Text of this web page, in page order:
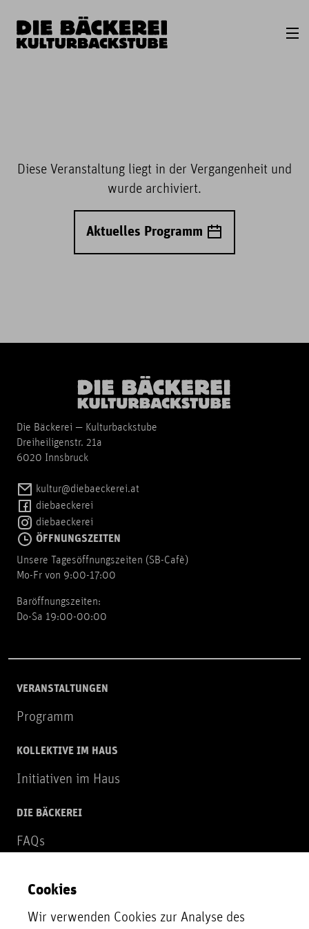
Diese Veranstaltung liegt in der Vergangenheit und
wurde archiviert.
Aktuelles Programm
Die Bäckerei — Kulturbackstube
Dreiheiligenstr. 21a
6020 Innsbruck
kultur@diebaeckerei.at
diebaeckerei
diebaeckerei
ÖFFNUNGSZEITEN
Unsere Tagesöffnungszeiten (SB-Cafè)
Mo-Fr von 9:00-17:00
Baröffnungszeiten:
Do-Sa 19:00-00:00
VERANSTALTUNGEN
Programm
KOLLEKTIVE IM HAUS
Initiativen im Haus
DIE BÄCKEREI
FAQs
NEWSLETTER
Zur Newsletter Anmeldung
Cookies
Wir verwenden Cookies zur Analyse des